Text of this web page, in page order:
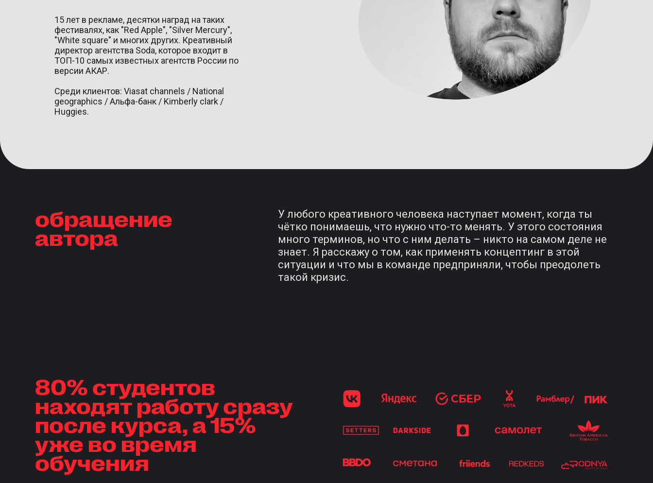
15 лет в рекламе, десятки наград на таких
фестивалях, как "Red Apple", "Silver Mercury",
"White square" и многих других. Креативный
директор агентства Soda, которое входит в
ТОП-10 самых известных агентств России по
версии АКАР.
Среди клиентов: Viasat channels / National
geographics / Альфа-банк / Kimberly clark /
Huggies.
обращение
автора
У любого креативного человека наступает момент, когда ты
чётко понимаешь, что нужно что-то менять. У этого состояния
много терминов, но что с ним делать – никто на самом деле не
знает. Я расскажу о том, как применять концептинг в этой
ситуации и что мы в команде предприняли, чтобы преодолеть
такой кризис.
80% студентов
находят работу сразу
после курса, а 15%
уже во время
обучения